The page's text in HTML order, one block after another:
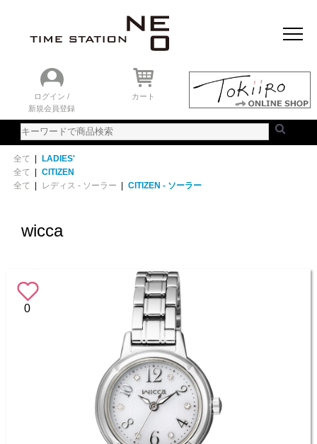
ログイン /
新規会員登録
カート
全て | LADIES'
全て | CITIZEN
全て | レディス - ソーラー | CITIZEN - ソーラー
wicca
0
おすすめアイテム
ニュース＆トピック
時計を探す
ランキング
ご利用ガイド